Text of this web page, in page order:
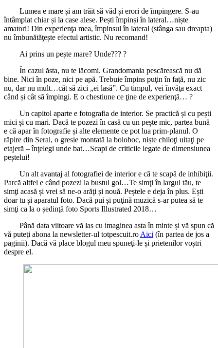
Lumea e mare și am trăit să văd și erori de împingere. S-au
întâmplat chiar și la case alese. Pești împinși în lateral…niște
amatori! Din experienţa mea, împinsul în lateral (stânga sau dreapta)
nu îmbunătăţește efectul artistic. Nu recomand!
Ai prins un pește mare? Unde??? ?
În cazul ăsta, nu te lăcomi. Grandomania pescărească nu dă
bine. Nici în poze, nici pe apă. Trebuie împins puţin în faţă, nu zic
nu, dar nu mult…cât să zici „ei lasă”. Cu timpul, vei învăţa exact
când și cât să împingi. E o chestiune ce ţine de experienţă… ?
Un capitol aparte e fotografia de interior. Se practică și cu pești
mici și cu mari. Dacă te pozezi în casă cu un pește mic, partea bună
e că apar în fotografie și alte elemente ce pot lua prim-planul. O
răpire din Serai, o gresie montată la boloboc, niște chiloţi uitaţi pe
etajeră – înţelegi unde bat…Scapi de criticile legate de dimensiunea
peștelui!
Un alt avantaj al fotografiei de interior e că te scapă de inhibiţii.
Parcă altfel e când pozezi la bustul gol…Te simţi în largul tău, te
simţi acasă și vrei să ne-o arăţi și nouă. Peștele e deja în plus. Ești
doar tu și aparatul foto. Dacă pui și puţină muzică s-ar putea să te
simţi ca la o ședinţă foto Sports Illustrated 2018…
Până data viitoare vă las cu imaginea asta în minte și vă spun că
vă puteţi abona la newsletter-ul totpescuit.ro Aici (în partea de jos a
paginii). Dacă vă place blogul meu spuneţi-le și prietenilor voștri
despre el.